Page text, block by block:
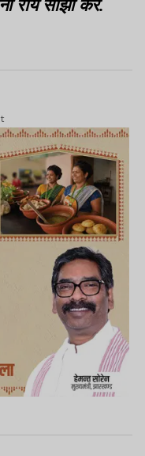
राय साझा करें.